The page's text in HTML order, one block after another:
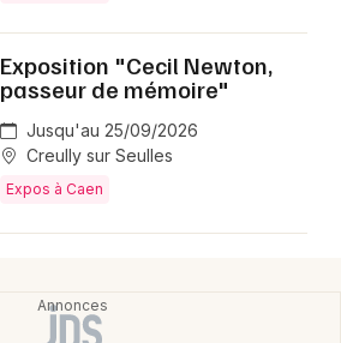
Exposition "Cecil Newton,
passeur de mémoire"
Jusqu'au 25/09/2026
Creully sur Seulles
Expos à Caen